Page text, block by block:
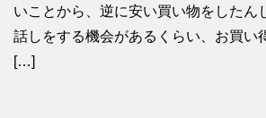
いことから、逆に安い買い物をしたん
話しをする機会があるくらい、お買い
[…]